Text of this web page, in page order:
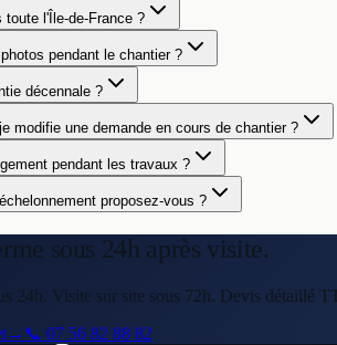
l'Île-de-France ?
pendant le chantier ?
décennale ?
modifie une demande en cours de chantier ?
pendant les travaux ?
proposez-vous ?
sous 24h après visite.
24h. Visite sur site sous 72h. Devis détaillé
→ 📞 07 56 82 88 82